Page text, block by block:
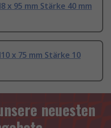
x 95 mm Stärke 40 mm
x 75 mm Stärke 10
neuesten